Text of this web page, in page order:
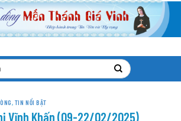
, TIN NỔI BẬT
Vĩnh Khấn (09-22/02/2025)